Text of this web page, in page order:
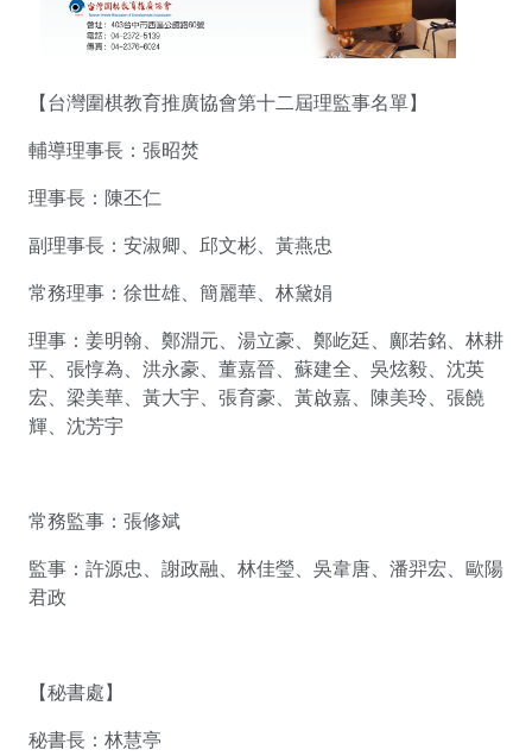
【台灣圍棋教育推廣協會第十二屆理監事名單】
輔導理事長：張昭焚
理事長：陳丕仁
副理事長：安淑卿、邱文彬、黃燕忠
常務理事：徐世雄、簡麗華、林黛娟
理事：姜明翰、鄭淵元、湯立豪、鄭屹廷、鄺若銘、林耕
平、張惇為、洪永豪、董嘉晉、蘇建全、吳炫毅、沈英
宏、梁美華、黃大宇、張育豪、黃啟嘉、陳美玲、張饒
輝、沈芳宇
常務監事：張修斌
監事：許源忠、謝政融、林佳瑩、吳韋唐、潘羿宏、歐陽
君政
【秘書處】
秘書長：林慧亭